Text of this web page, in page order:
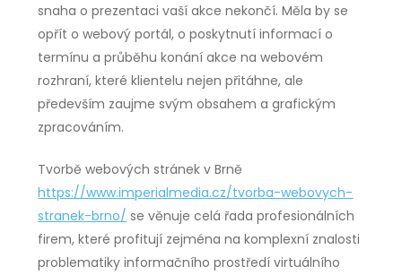
snaha o prezentaci vaší akce nekončí. Měla by se
opřít o webový portál, o poskytnutí informací o
termínu a průběhu konání akce na webovém
rozhraní, které klientelu nejen přitáhne, ale
především zaujme svým obsahem a grafickým
zpracováním.
Tvorbě webových stránek v Brně
https://www.imperialmedia.cz/tvorba-webovych-
stranek-brno/ se věnuje celá řada profesionálních
firem, které profitují zejména na komplexní znalosti
problematiky informačního prostředí virtuálního